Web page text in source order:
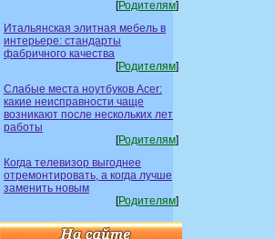
[Родителям]
Итальянская элитная мебель в
интерьере: стандарты
фабричного качества
[Родителям]
Слабые места ноутбуков Acer:
какие неисправности чаще
возникают после нескольких лет
работы
[Родителям]
Когда телевизор выгоднее
отремонтировать, а когда лучше
заменить новым
[Родителям]